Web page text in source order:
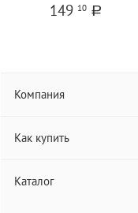
149 10 a
Компания
Как купить
Каталог